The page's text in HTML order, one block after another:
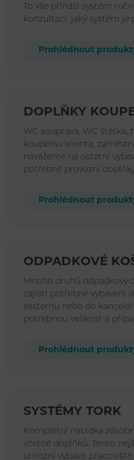
To vše přináší systém
konzultaci, jaký systém je
Prohlédnout
DOPLŇKY
WC souprava, WC štětka,
koupelnu klienta,
navážeme na ostatní
potřebné provozní
Prohlédnout
ODPADKOVÉ
Mnoho druhů
zajistí potřebné vybavení
sesternu nebo do
potřebnou velikost a
Prohlédnout
SYSTÉMY TORK
Kompletní nabídka
včetně doplňků. Tento
umožní vybavit